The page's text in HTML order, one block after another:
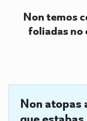
Non temos
foliadas no
Non atopas